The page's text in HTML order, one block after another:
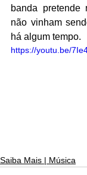
banda pretende
não vinham
há algum tempo.
https://youtu.be/
Saiba Mais | Música